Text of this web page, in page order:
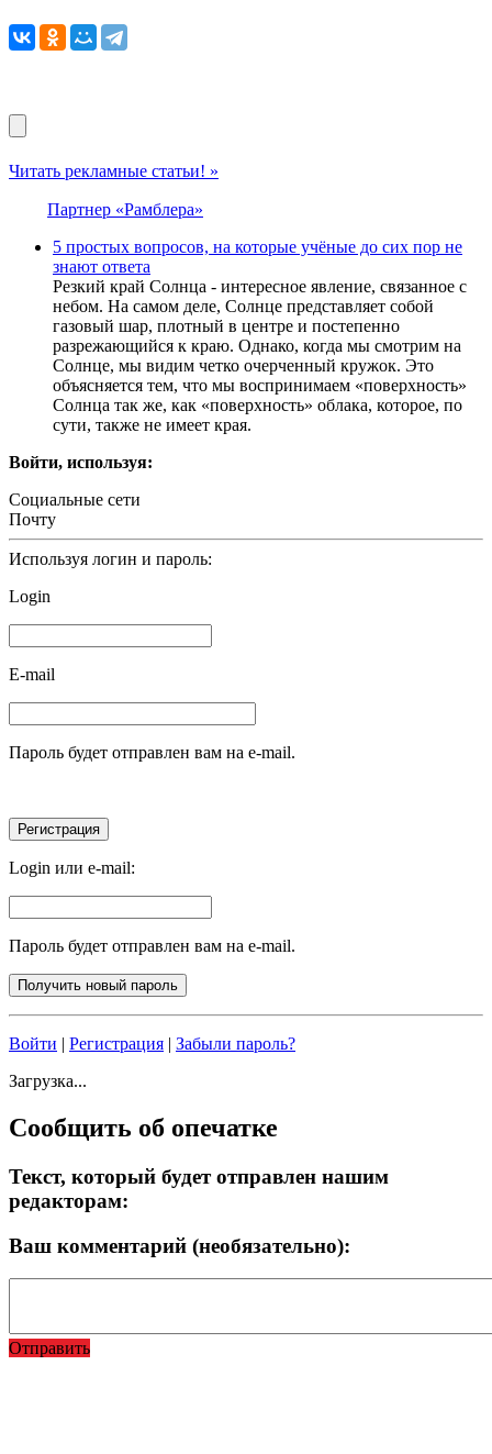
Читать рекламные статьи! »
Партнер «Рамблера»
5 простых вопросов, на которые учёные до сих пор не
знают ответа
Резкий край Солнца - интересное явление, связанное с
небом. На самом деле, Солнце представляет собой
газовый шар, плотный в центре и постепенно
разрежающийся к краю. Однако, когда мы смотрим на
Солнце, мы видим четко очерченный кружок. Это
объясняется тем, что мы воспринимаем «поверхность»
Солнца так же, как «поверхность» облака, которое, по
сути, также не имеет края.
Войти, используя:
Социальные сети
Почту
Используя логин и пароль:
Login
E-mail
Пароль будет отправлен вам на e-mail.
Login или e-mail:
Пароль будет отправлен вам на e-mail.
Войти | Регистрация | Забыли пароль?
Загрузка...
Сообщить об опечатке
Текст, который будет отправлен нашим
редакторам:
Ваш комментарий (необязательно):
Отправить